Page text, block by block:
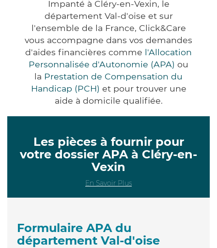
Impanté à Cléry-en-Vexin, le
département Val-d'oise et sur
l'ensemble de la France, Click&Care
vous accompagne dans vos demandes
d'aides financières comme l'Allocation
Personnalisée d'Autonomie (APA) ou
la Prestation de Compensation du
Handicap (PCH) et pour trouver une
aide à domicile qualifiée.
Les pièces à fournir pour
votre dossier APA à Cléry-en-
Vexin
En Savoir Plus
Formulaire APA du
département Val-d'oise